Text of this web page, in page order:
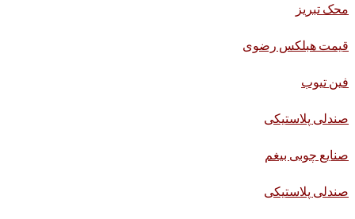
محک تبریز
قیمت هبلکس رضوی
فین تیوب
صندلی پلاستیکی
صنایع چوبی بیغم
صندلی پلاستیکی